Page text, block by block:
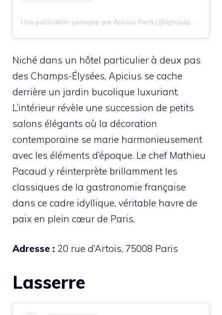
Une publication partagée par Apicius Paris (@apiciusparis)
Niché dans un hôtel particulier à deux pas
des Champs-Élysées, Apicius se cache
derrière un jardin bucolique luxuriant.
L’intérieur révèle une succession de petits
salons élégants où la décoration
contemporaine se marie harmonieusement
avec les éléments d’époque. Le chef Mathieu
Pacaud y réinterprète brillamment les
classiques de la gastronomie française
dans ce cadre idyllique, véritable havre de
paix en plein cœur de Paris.
Adresse : 20 rue d’Artois, 75008 Paris
Lasserre